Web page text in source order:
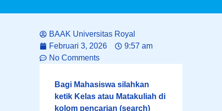
BAAK Universitas Royal
Februari 3, 2026
9:57 am
No Comments
Bagi Mahasiswa silahkan
ketik Kelas atau Matakuliah di
kolom pencarian (search)